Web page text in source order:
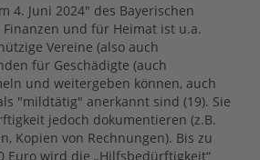
4. Juni 2024" des Bayerischen
und für Heimat ist u.a.
Vereine (also auch
für Geschädigte (auch
und weitergeben können, auch
"mildtätig" anerkannt sind (19). Sie
jedoch dokumentieren (z.B.
Kopien von Rechnungen). Bis zu
Euro wird die „Hilfsbedürftigkeit“